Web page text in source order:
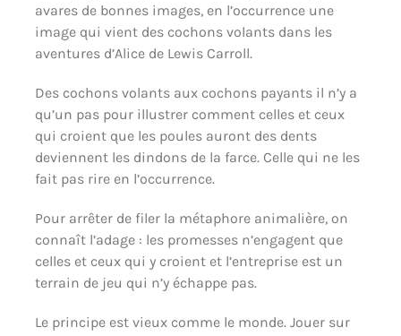
avares de bonnes images, en l’occurrence une
image qui vient des cochons volants dans les
aventures d’Alice de Lewis Carroll.
Des cochons volants aux cochons payants il n’y a
qu’un pas pour illustrer comment celles et ceux
qui croient que les poules auront des dents
deviennent les dindons de la farce. Celle qui ne les
fait pas rire en l’occurrence.
Pour arrêter de filer la métaphore animalière, on
connaît l’adage : les promesses n’engagent que
celles et ceux qui y croient et l’entreprise est un
terrain de jeu qui n’y échappe pas.
Le principe est vieux comme le monde. Jouer sur